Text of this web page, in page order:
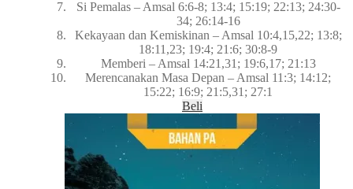
Si Pemalas – Amsal 6:6-8; 13:4; 15:19; 22:13; 24:30-
34; 26:14-16
Kekayaan dan Kemiskinan – Amsal 10:4,15,22; 13:8;
18:11,23; 19:4; 21:6; 30:8-9
Memberi – Amsal 14:21,31; 19:6,17; 21:13
Merencanakan Masa Depan – Amsal 11:3; 14:12;
15:22; 16:9; 21:5,31; 27:1
Beli